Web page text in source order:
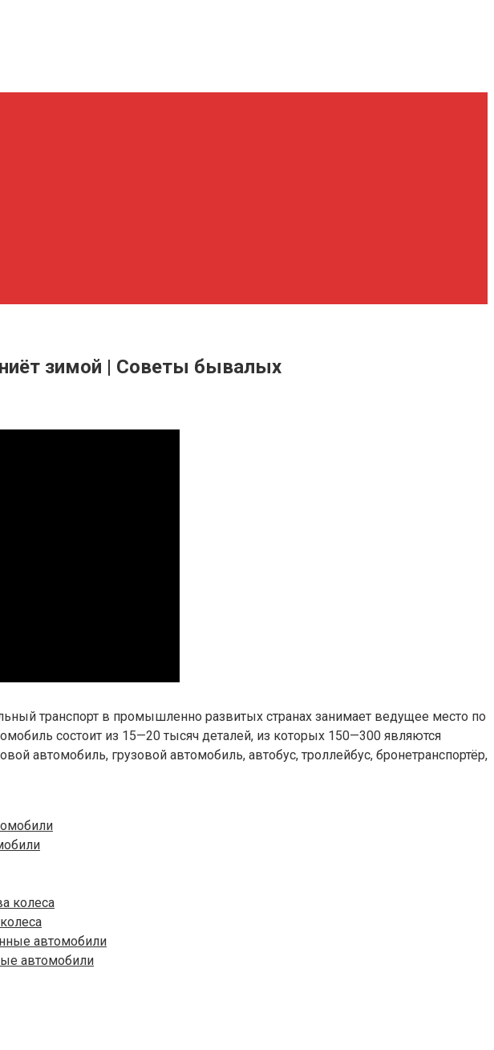
зимой | Советы бывалых
транспорт в промышленно развитых странах занимает ведущее место по
состоит из 15—20 тысяч деталей, из которых 150—300 являются
автомобиль, грузовой автомобиль, автобус, троллейбус, бронетранспортёр,
автомобили